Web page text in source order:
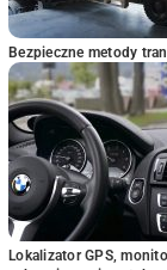
Bezpieczne metody
Lokalizator GPS,